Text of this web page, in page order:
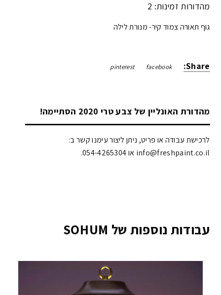
מהדורות זמינות: 2
גוף תאורה צמוד קיר- מנורת לילה
Share:
facebook
pinterest
מהדורת האונליין של צבע טרי 2020 הסתיימה!
לרכישת עבודה או פריט, ניתן ליצור עימנו קשר ב:
info@freshpaint.co.il‏ או 054-4265304.
עבודות נוספות של SOHUM